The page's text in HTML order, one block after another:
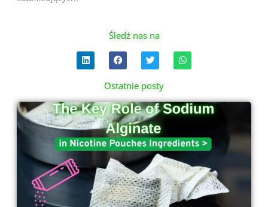
Śledź nas na
L
i
n
d
i
n
F
a
c
e
b
o
o
k
T
w
i
t
t
e
r
W
h
a
a
p
p
Ostatnie posty
StronaStronaStrona Strona